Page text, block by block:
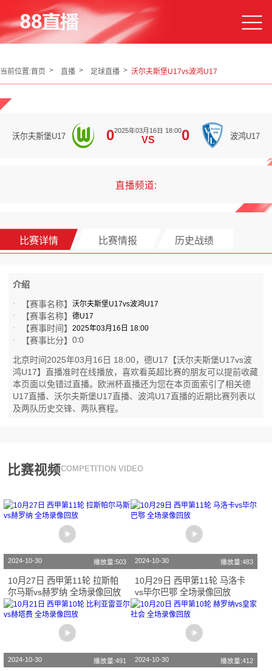
当前位置:首页 直播 足球直播 沃尔夫斯堡U17vs波鸿U17
沃尔夫斯堡U17 02025年03月16日 18:00
VS 0 波鸿U17
直播频道:
比赛详情 比赛情报 历史战绩
介绍
【赛事名称】沃尔夫斯堡U17vs波鸿U17
【赛事名称】德U17
【赛事时间】2025年03月16日 18:00
【赛事比分】0:0
北京时间2025年03月16日 18:00，德U17【沃尔夫斯堡U17vs波
鸿U17】直播准时在线播放，喜欢看英超比赛的朋友可以提前收藏
本页面以免错过直播。欧洲杯直播还为您在本页面索引了相关德
U17直播、沃尔夫斯堡U17直播、波鸿U17直播的近期比赛列表以
及两队历史交锋、两队赛程。
比赛视频COMPETITION VIDEO
2024-10-30 播放量:503
10月27日 西甲第11轮 拉斯帕
尔马斯vs赫罗纳 全场录像回放
2024-10-30 播放量:483
10月29日 西甲第11轮 马洛卡
vs毕尔巴鄂 全场录像回放
2024-10-30 播放量:491 2024-10-30 播放量:412